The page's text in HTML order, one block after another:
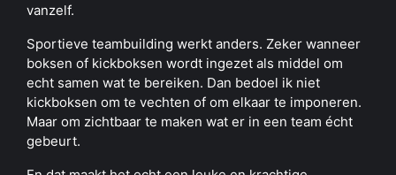
vanzelf.
Sportieve teambuilding werkt anders. Zeker wanneer
boksen of kickboksen wordt ingezet als middel om
echt samen wat te bereiken. Dan bedoel ik niet
kickboksen om te vechten of om elkaar te imponeren.
Maar om zichtbaar te maken wat er in een team écht
gebeurt.